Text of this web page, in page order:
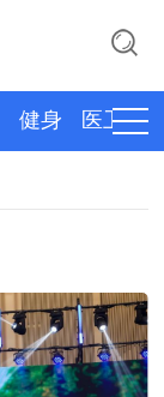
健身 医卫